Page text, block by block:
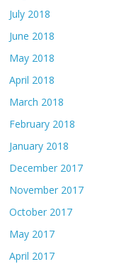
July 2018
June 2018
May 2018
April 2018
March 2018
February 2018
January 2018
December 2017
November 2017
October 2017
May 2017
April 2017